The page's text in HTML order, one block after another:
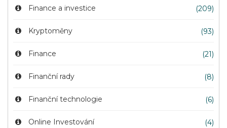
Finance a investice (209)
Kryptoměny (93)
Finance (21)
Finanční rady (8)
Finanční technologie (6)
Online Investování (4)